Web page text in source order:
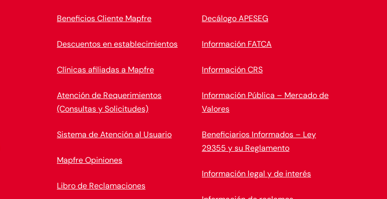
Beneficios Cliente Mapfre
Descuentos en establecimientos
Clínicas afiliadas a Mapfre
Atención de Requerimientos
(Consultas y Solicitudes)
Sistema de Atención al Usuario
Mapfre Opiniones
Libro de Reclamaciones
Decálogo APESEG
Información FATCA
Información CRS
Información Pública – Mercado de
Valores
Beneficiarios Informados – Ley
29355 y su Reglamento
Información legal y de interés